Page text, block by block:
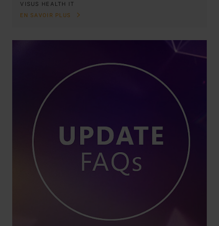
VISUS HEALTH IT
EN SAVOIR PLUS